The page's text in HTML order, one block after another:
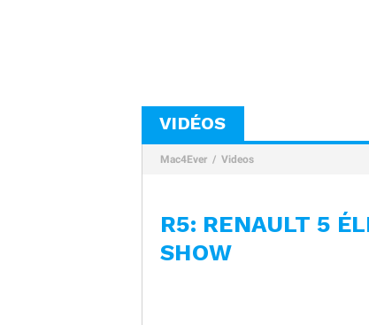
VIDÉOS
Mac4Ever Videos
R5: RENAULT 5
SHOW